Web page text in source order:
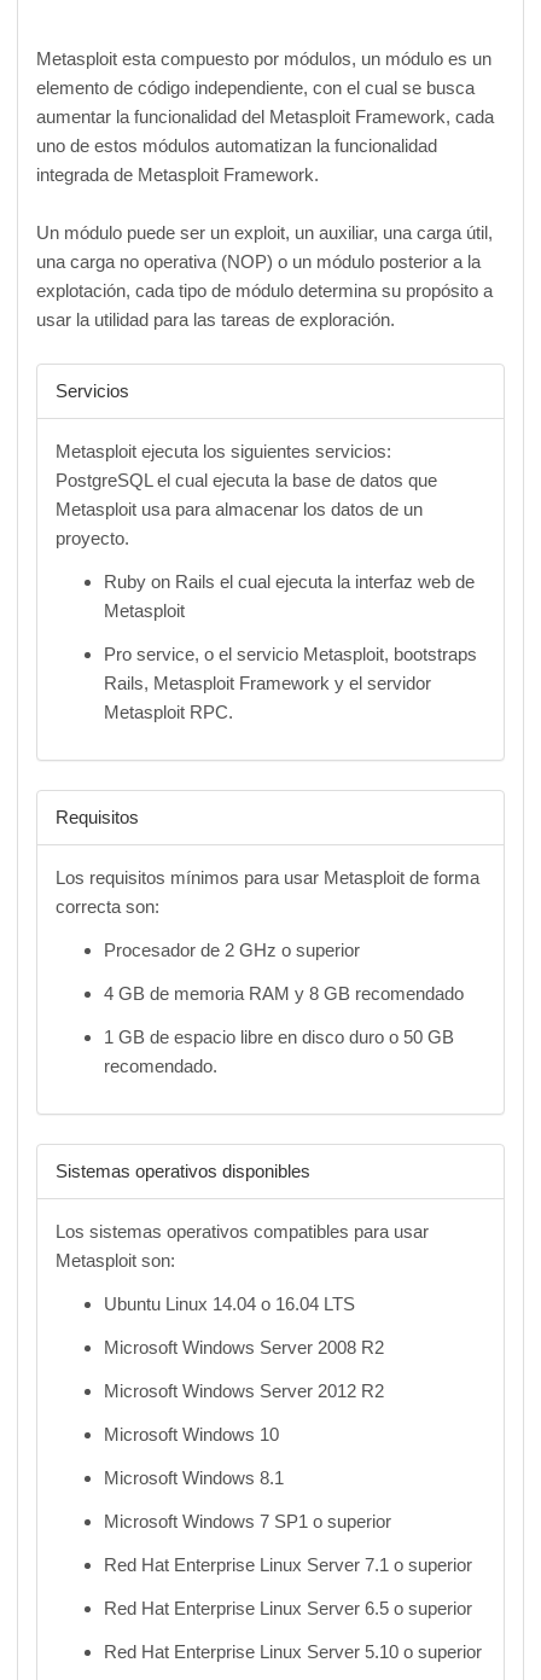
Metasploit esta compuesto por módulos, un módulo es un
elemento de código independiente, con el cual se busca
aumentar la funcionalidad del Metasploit Framework, cada
uno de estos módulos automatizan la funcionalidad
integrada de Metasploit Framework.
Un módulo puede ser un exploit, un auxiliar, una carga útil,
una carga no operativa (NOP) o un módulo posterior a la
explotación, cada tipo de módulo determina su propósito a
usar la utilidad para las tareas de exploración.
Servicios
Metasploit ejecuta los siguientes servicios:
PostgreSQL el cual ejecuta la base de datos que
Metasploit usa para almacenar los datos de un
proyecto.
Ruby on Rails el cual ejecuta la interfaz web de
Metasploit
Pro service, o el servicio Metasploit, bootstraps
Rails, Metasploit Framework y el servidor
Metasploit RPC.
Requisitos
Los requisitos mínimos para usar Metasploit de forma
correcta son:
Procesador de 2 GHz o superior
4 GB de memoria RAM y 8 GB recomendado
1 GB de espacio libre en disco duro o 50 GB
recomendado.
Sistemas operativos disponibles
Los sistemas operativos compatibles para usar
Metasploit son:
Ubuntu Linux 14.04 o 16.04 LTS
Microsoft Windows Server 2008 R2
Microsoft Windows Server 2012 R2
Microsoft Windows 10
Microsoft Windows 8.1
Microsoft Windows 7 SP1 o superior
Red Hat Enterprise Linux Server 7.1 o superior
Red Hat Enterprise Linux Server 6.5 o superior
Red Hat Enterprise Linux Server 5.10 o superior